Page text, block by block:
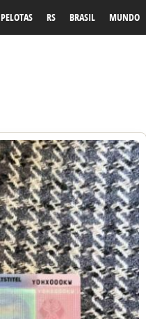
PELOTAS RS BRASIL MUNDO